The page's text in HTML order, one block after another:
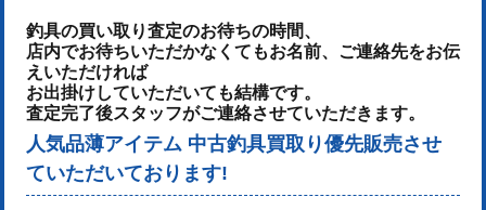
釣具の買い取り査定のお待ちの時間、
店内でお待ちいただかなくてもお名前、ご連絡先をお伝
えいただければ
お出掛けしていただいても結構です。
査定完了後スタッフがご連絡させていただきます。
人気品薄アイテム 中古釣具買取り優先販売させ
ていただいております!